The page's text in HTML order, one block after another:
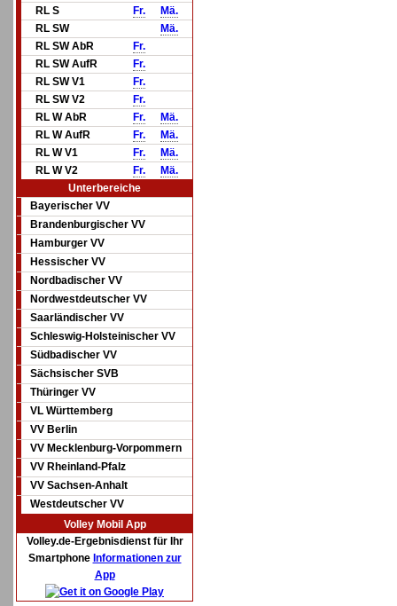
RL S
Fr.
Mä.
RL SW
Mä.
RL SW AbR
Fr.
RL SW AufR
Fr.
RL SW V1
Fr.
RL SW V2
Fr.
RL W AbR
Fr.
Mä.
RL W AufR
Fr.
Mä.
RL W V1
Fr.
Mä.
RL W V2
Fr.
Mä.
Unterbereiche
Bayerischer VV
Brandenburgischer VV
Hamburger VV
Hessischer VV
Nordbadischer VV
Nordwestdeutscher VV
Saarländischer VV
Schleswig-Holsteinischer VV
Südbadischer VV
Sächsischer SVB
Thüringer VV
VL Württemberg
VV Berlin
VV Mecklenburg-Vorpommern
VV Rheinland-Pfalz
VV Sachsen-Anhalt
Westdeutscher VV
Volley Mobil App
Volley.de-Ergebnisdienst für Ihr
Smartphone Informationen zur
App